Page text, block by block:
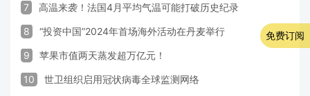
7 高温来袭！法国4月平均气温可能打破历史纪录
8 “投资中国”2024年首场海外活动在丹麦举行
9 苹果市值两天蒸发超万亿元！
10 世卫组织启用冠状病毒全球监测网络
免费订阅